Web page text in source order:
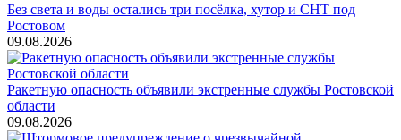
Без света и воды остались три посёлка, хутор и СНТ под
Ростовом
09.08.2026
Ракетную опасность объявили экстренные службы Ростовской
области
09.08.2026